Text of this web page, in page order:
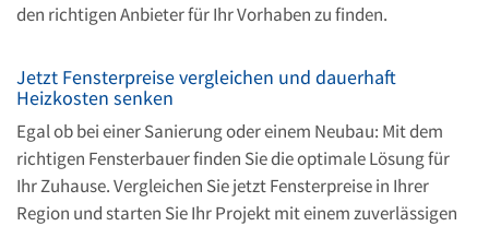
den richtigen Anbieter für Ihr Vorhaben zu finden.
Jetzt Fensterpreise vergleichen und dauerhaft
Heizkosten senken
Egal ob bei einer Sanierung oder einem Neubau: Mit dem
richtigen Fensterbauer finden Sie die optimale Lösung für
Ihr Zuhause. Vergleichen Sie jetzt Fensterpreise in Ihrer
Region und starten Sie Ihr Projekt mit einem zuverlässigen